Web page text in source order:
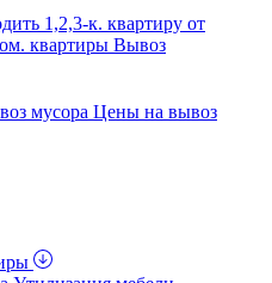
1,2,3-к. квартиру от
квартиры Вывоз
мусора Цены на вывоз